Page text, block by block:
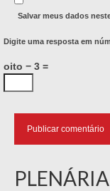
Salvar meus dados
Digite uma resposta em
oito − 3 =